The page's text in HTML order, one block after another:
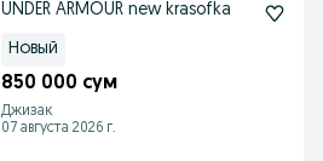
UNDER ARMOUR new krasofka
Новый
850 000 сум
Джизак
07 августа 2026 г.